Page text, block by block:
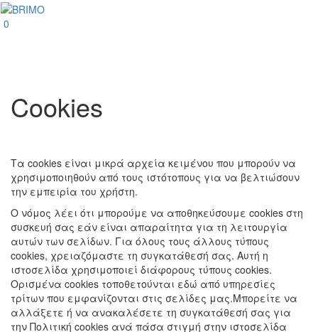
0
Cookies
Τα cookies είναι μικρά αρχεία κειμένου που μπορούν να
χρησιμοποιηθούν από τους ιστότοπους για να βελτιώσουν
την εμπειρία του χρήστη.
Ο νόμος λέει ότι μπορούμε να αποθηκεύσουμε cookies στη
συσκευή σας εάν είναι απαραίτητα για τη λειτουργία
αυτών των σελίδων. Για όλους τους άλλους τύπους
cookies, χρειαζόμαστε τη συγκατάθεσή σας. Αυτή η
ιστοσελίδα χρησιμοποιεί διάφορους τύπους cookies.
Ορισμένα cookies τοποθετούνται εδώ από υπηρεσίες
τρίτων που εμφανίζονται στις σελίδες μας.Μπορείτε να
αλλάξετε ή να ανακαλέσετε τη συγκατάθεσή σας για
την Πολιτική cookies ανά πάσα στιγμή στην ιστοσελίδα